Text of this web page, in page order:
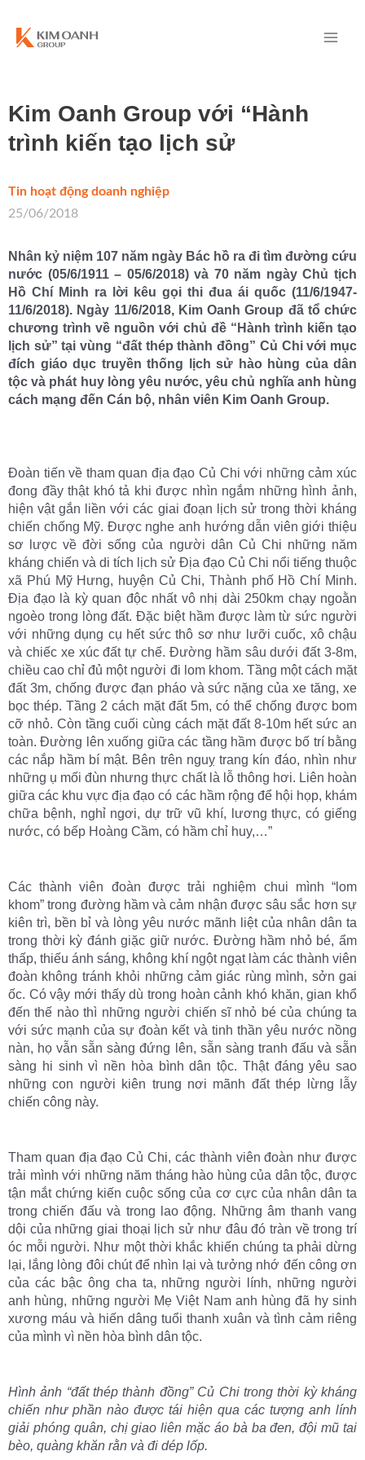
Kim Oanh Group với “Hành
trình kiến tạo lịch sử
Tin hoạt động doanh nghiệp
25/06/2018
Nhân kỷ niệm 107 năm ngày Bác hồ ra đi tìm đường cứu
nước (05/6/1911 – 05/6/2018) và 70 năm ngày Chủ tịch
Hồ Chí Minh ra lời kêu gọi thi đua ái quốc (11/6/1947-
11/6/2018). Ngày 11/6/2018, Kim Oanh Group đã tổ chức
chương trình về nguồn với chủ đề “Hành trình kiến tạo
lịch sử” tại vùng “đất thép thành đồng” Củ Chi với mục
đích giáo dục truyền thống lịch sử hào hùng của dân
tộc và phát huy lòng yêu nước, yêu chủ nghĩa anh hùng
cách mạng đến Cán bộ, nhân viên Kim Oanh Group.
Đoàn tiến về tham quan địa đạo Củ Chi với những cảm xúc
đong đầy thật khó tả khi được nhìn ngắm những hình ảnh,
hiện vật gắn liền với các giai đoạn lịch sử trong thời kháng
chiến chống Mỹ. Được nghe anh hướng dẫn viên giới thiệu
sơ lược về đời sống của người dân Củ Chi những năm
kháng chiến và di tích lịch sử Địa đạo Củ Chi nổi tiếng thuộc
xã Phú Mỹ Hưng, huyện Củ Chi, Thành phố Hồ Chí Minh.
Địa đạo là kỳ quan độc nhất vô nhị dài 250km chạy ngoằn
ngoèo trong lòng đất. Đặc biệt hầm được làm từ sức người
với những dụng cụ hết sức thô sơ như lưỡi cuốc, xô chậu
và chiếc xe xúc đất tự chế. Đường hầm sâu dưới đất 3-8m,
chiều cao chỉ đủ một người đi lom khom. Tầng một cách mặt
đất 3m, chống được đạn pháo và sức nặng của xe tăng, xe
bọc thép. Tầng 2 cách mặt đất 5m, có thể chống được bom
cỡ nhỏ. Còn tầng cuối cùng cách mặt đất 8-10m hết sức an
toàn. Ðường lên xuống giữa các tầng hầm được bố trí bằng
các nắp hầm bí mật. Bên trên nguỵ trang kín đáo, nhìn như
những ụ mối đùn nhưng thực chất là lỗ thông hơi. Liên hoàn
giữa các khu vực địa đạo có các hầm rộng để hội họp, khám
chữa bệnh, nghỉ ngơi, dự trữ vũ khí, lương thực, có giếng
nước, có bếp Hoàng Cầm, có hầm chỉ huy,…”
Các thành viên đoàn được trải nghiệm chui mình “lom
khom” trong đường hầm và cảm nhận được sâu sắc hơn sự
kiên trì, bền bỉ và lòng yêu nước mãnh liệt của nhân dân ta
trong thời kỳ đánh giặc giữ nước. Đường hầm nhỏ bé, ẩm
thấp, thiếu ánh sáng, không khí ngột ngạt làm các thành viên
đoàn không tránh khỏi những cảm giác rùng mình, sởn gai
ốc. Có vậy mới thấy dù trong hoàn cảnh khó khăn, gian khổ
đến thế nào thì những người chiến sĩ nhỏ bé của chúng ta
với sức mạnh của sự đoàn kết và tinh thần yêu nước nồng
nàn, họ vẫn sẵn sàng đứng lên, sẵn sàng tranh đấu và sẵn
sàng hi sinh vì nền hòa bình dân tộc. Thật đáng yêu sao
những con người kiên trung nơi mãnh đất thép lừng lẫy
chiến công này.
Tham quan địa đạo Củ Chi, các thành viên đoàn như được
trải mình với những năm tháng hào hùng của dân tộc, được
tận mắt chứng kiến cuộc sống của cơ cực của nhân dân ta
trong chiến đấu và trong lao động. Những âm thanh vang
dội của những giai thoại lịch sử như đâu đó tràn về trong trí
óc mỗi người. Như một thời khắc khiến chúng ta phải dừng
lại, lắng lòng đôi chút để nhìn lại và tưởng nhớ đến công ơn
của các bậc ông cha ta, những người lính, những người
anh hùng, những người Mẹ Việt Nam anh hùng đã hy sinh
xương máu và hiến dâng tuổi thanh xuân và tình cảm riêng
của mình vì nền hòa bình dân tộc.
Hình ảnh “đất thép thành đồng” Củ Chi trong thời kỳ kháng
chiến như phần nào được tái hiện qua các tượng anh lính
giải phóng quân, chị giao liên mặc áo bà ba đen, đội mũ tai
bèo, quàng khăn rằn và đi dép lốp.